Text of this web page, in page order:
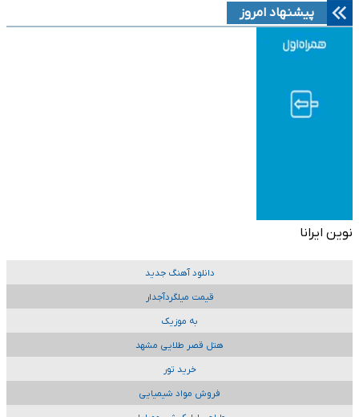
پیشنهاد امروز
نوین ایرانا
دانلود آهنگ جدید
قیمت میلگردآجدار
به موزیک
هتل قصر طلایی مشهد
خرید تور
فروش مواد شیمیایی